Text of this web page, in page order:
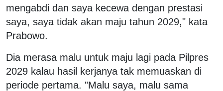
mengabdi dan saya kecewa dengan prestasi
saya, saya tidak akan maju tahun 2029," kata
Prabowo.
Dia merasa malu untuk maju lagi pada Pilpres
2029 kalau hasil kerjanya tak memuaskan di
periode pertama. "Malu saya, malu sama